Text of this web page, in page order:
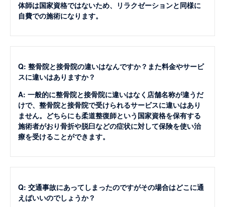
体師は国家資格ではないため、リラクゼーションと同様に
自費での施術になります。
Q: 整骨院と接骨院の違いはなんですか？また料金やサービ
スに違いはありますか？
A: 一般的に整骨院と接骨院に違いはなく店舗名称が違うだ
けで、整骨院と接骨院で受けられるサービスに違いはあり
ません。どちらにも柔道整復師という国家資格を保有する
施術者がおり骨折や脱臼などの症状に対して保険を使い治
療を受けることができます。
Q: 交通事故にあってしまったのですがその場合はどこに通
えばいいのでしょうか？